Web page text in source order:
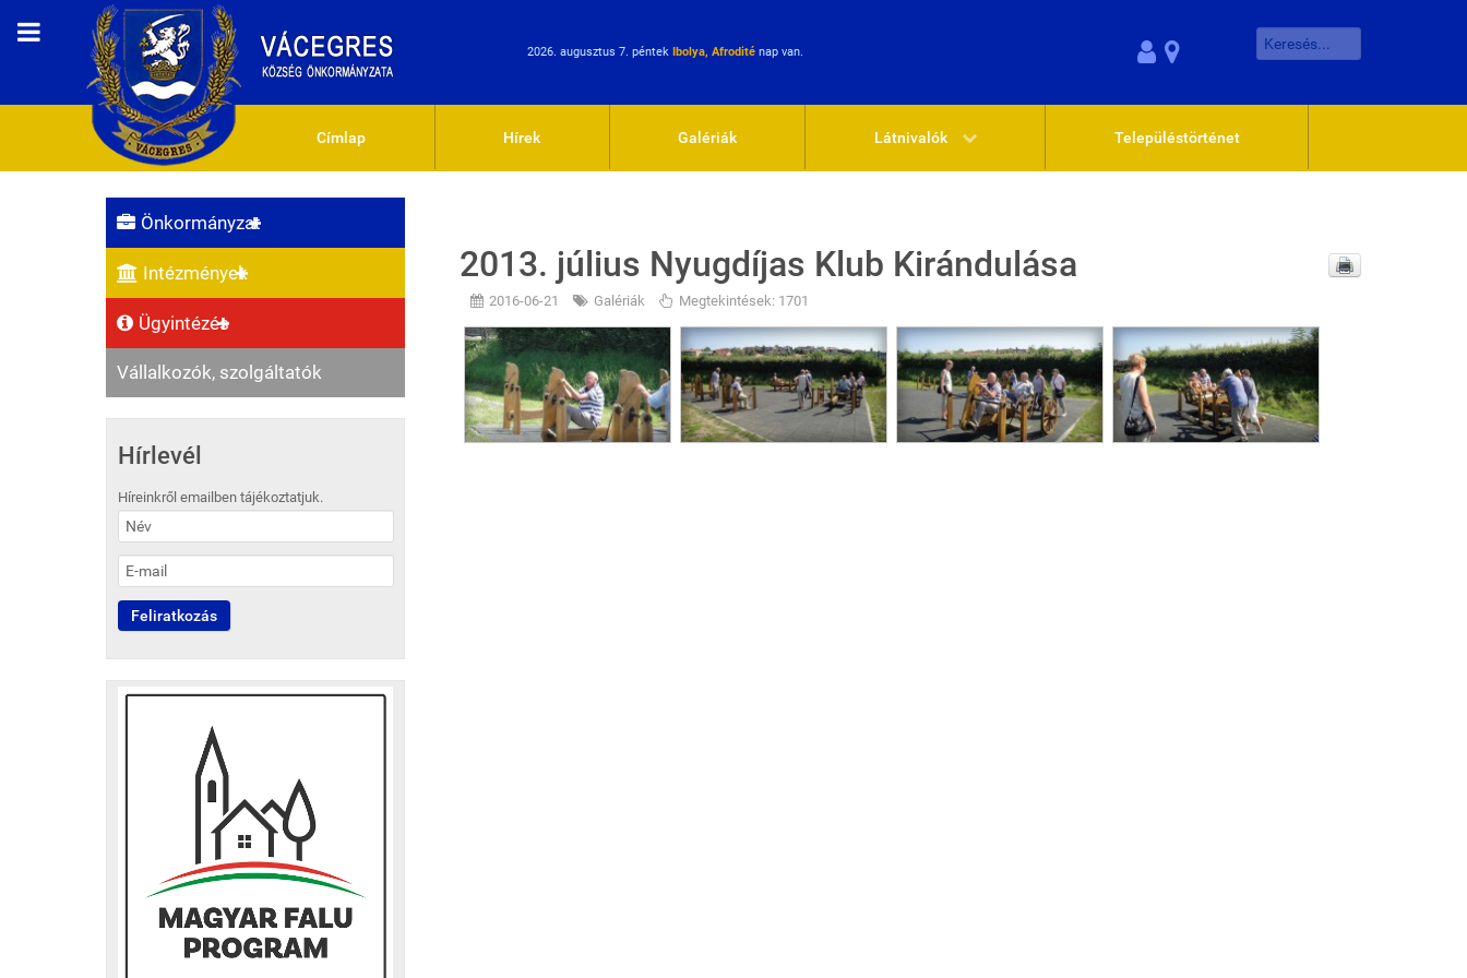
2026. augusztus 7. péntek Ibolya, Afrodité nap van.
Címlap Hírek Galériák Látnivalók Településtörténet
Önkormányzat
Intézmények
Ügyintézés
Vállalkozók, szolgáltatók
Hírlevél
Híreinkről emailben tájékoztatjuk.
2013. július Nyugdíjas Klub Kirándulása
2016-06-21 Galériák Megtekintések: 1701